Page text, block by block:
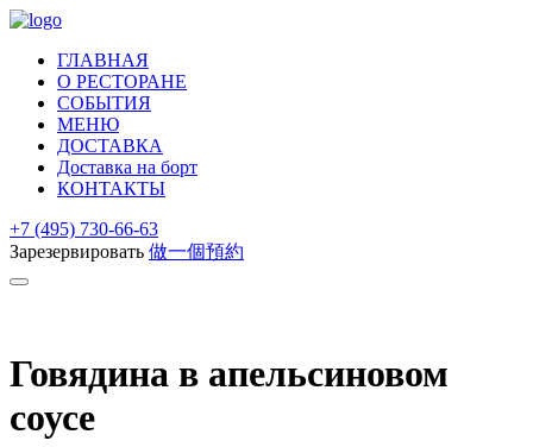
ГЛАВНАЯ
О РЕСТОРАНЕ
СОБЫТИЯ
МЕНЮ
ДОСТАВКА
Доставка на борт
КОНТАКТЫ
+7 (495) 730-66-63
Зарезервировать 做一個預約
Говядина в апельсиновом
соусе